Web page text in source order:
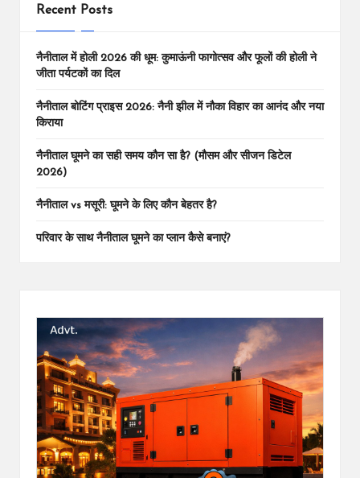
Recent Posts
नैनीताल में होली 2026 की धूम: कुमाऊंनी फागोत्सव और फूलों की होली ने
जीता पर्यटकों का दिल
नैनीताल बोटिंग प्राइस 2026: नैनी झील में नौका विहार का आनंद और नया
किराया
नैनीताल घूमने का सही समय कौन सा है? (मौसम और सीजन डिटेल
2026)
नैनीताल vs मसूरी: घूमने के लिए कौन बेहतर है?
परिवार के साथ नैनीताल घूमने का प्लान कैसे बनाएं?